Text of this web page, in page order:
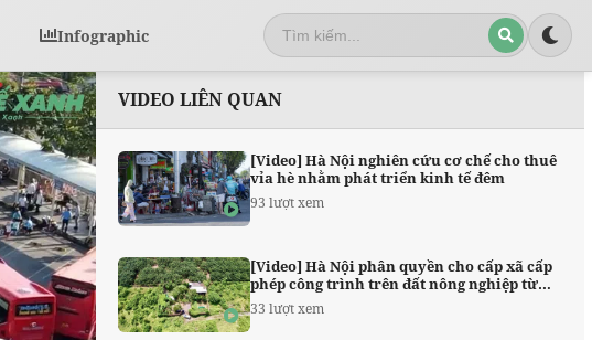
Infographic
VIDEO LIÊN QUAN
[Video] Hà Nội nghiên cứu cơ chế cho thuê
vỉa hè nhằm phát triển kinh tế đêm
93 lượt xem
[Video] Hà Nội phân quyền cho cấp xã cấp
phép công trình trên đất nông nghiệp từ
18/5
33 lượt xem